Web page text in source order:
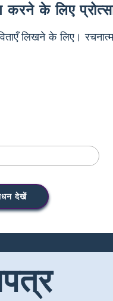
करने के लिए
लिखने के लिए।
देखें